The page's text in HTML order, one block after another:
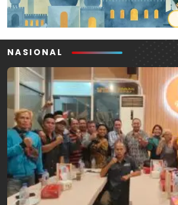
NASIONAL